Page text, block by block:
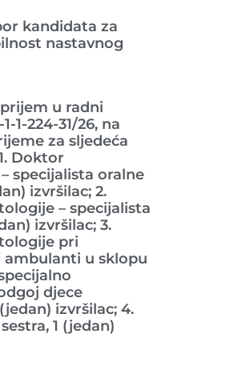
kandidata za
nastavnog
u radni
1-224-31/26, na
za sljedeća
Doktor
specijalista oralne
izvršilac; 2.
– specijalista
izvršilac; 3.
pri
u sklopu
djece
izvršilac; 4.
1 (jedan)